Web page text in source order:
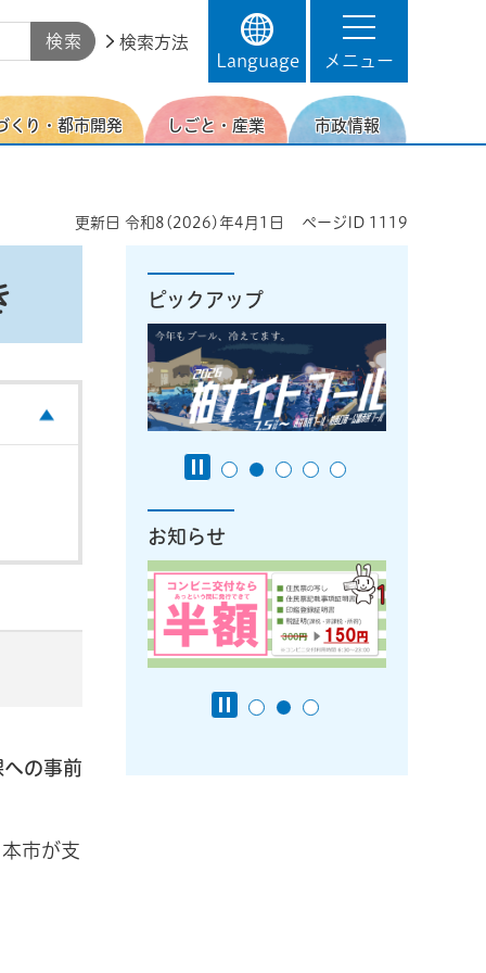
検索方法
Language
メニュー
くり・都市開発 しごと・産業 市政情報
更新日 令和8(2026)年4月1日 ページID 1119
の事前
市が支
ピックアップ
お知らせ